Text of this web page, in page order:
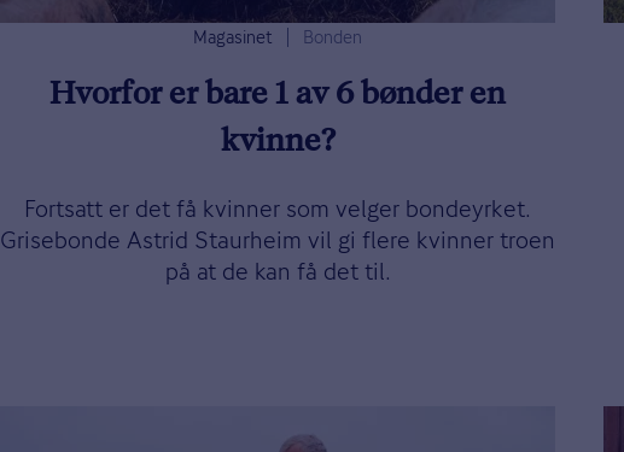
Magasinet Bonden
Hvorfor er bare 1 av 6 bønder en
kvinne?
Fortsatt er det få kvinner som velger bondeyrket.
Grisebonde Astrid Staurheim vil gi flere kvinner troen
på at de kan få det til.